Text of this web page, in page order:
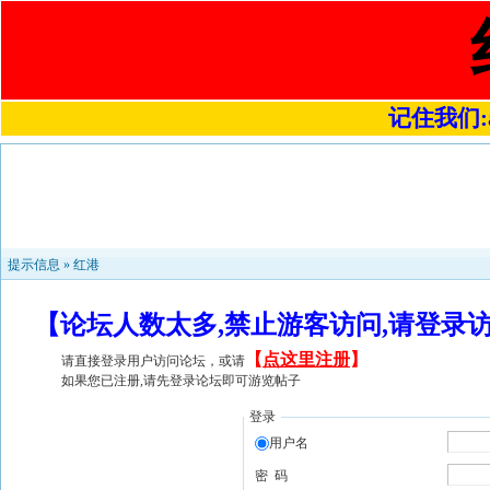
记住我们
提示信息 » 红港
【论坛人数太多,禁止游客访问,请登
请直接登录用户访问论坛，或请 【 点这里注册】
如果您已注册,请先登录论坛即可游览帖子
登录
用户名
密 码